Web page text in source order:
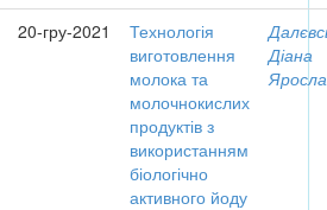
20-гру-2021
Технологія
виготовлення
молока та
молочнокислих
продуктів з
використанням
біологічно
активного йоду
Діана